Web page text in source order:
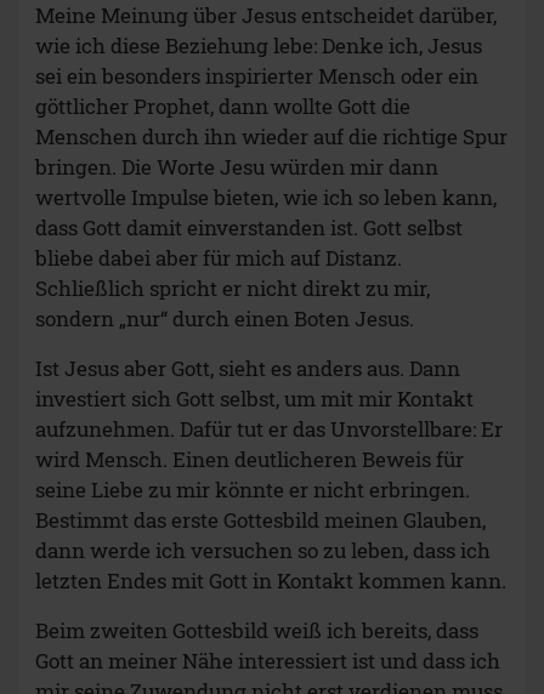
Meine Meinung über Jesus entscheidet darüber,
wie ich diese Beziehung lebe: Denke ich, Jesus
sei ein besonders inspirierter Mensch oder ein
göttlicher Prophet, dann wollte Gott die
Menschen durch ihn wieder auf die richtige Spur
bringen. Die Worte Jesu würden mir dann
wertvolle Impulse bieten, wie ich so leben kann,
dass Gott damit einverstanden ist. Gott selbst
bliebe dabei aber für mich auf Distanz.
Schließlich spricht er nicht direkt zu mir,
sondern „nur“ durch einen Boten Jesus.
Ist Jesus aber Gott, sieht es anders aus. Dann
investiert sich Gott selbst, um mit mir Kontakt
aufzunehmen. Dafür tut er das Unvorstellbare: Er
wird Mensch. Einen deutlicheren Beweis für
seine Liebe zu mir könnte er nicht erbringen.
Bestimmt das erste Gottesbild meinen Glauben,
dann werde ich versuchen so zu leben, dass ich
letzten Endes mit Gott in Kontakt kommen kann.
Beim zweiten Gottesbild weiß ich bereits, dass
Gott an meiner Nähe interessiert ist und dass ich